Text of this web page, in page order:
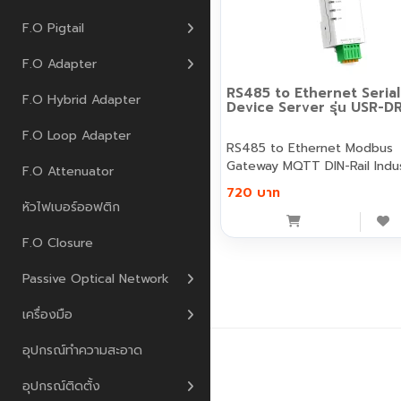
F.O Pigtail
F.O Adapter
F.O Hybrid Adapter
F.O Loop Adapter
F.O Attenuator
หัวไฟเบอร์ออฟติก
F.O Closure
Passive Optical Network
เครื่องมือ
อุปกรณ์ทำความสะอาด
อุปกรณ์ติดตั้ง
RS485 to Ethernet Serial
Device Server รุ่น USR-
RS485 to Ethernet Modbus
Gateway
720 บาท
เพนกวิน คอมมิวนิเคชั่น © 2026